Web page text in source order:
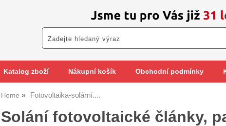
Katalog zboží Nákupní košík Obchodní podmínky
Home Fotovoltaika-solární....
Solání fotovoltaické články,